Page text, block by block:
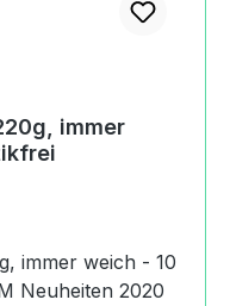
immer
immer weich - 10